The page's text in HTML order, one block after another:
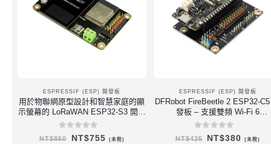
ESPRESSIF (ESP) 開發板
用於物聯網原型設計和智慧家庭的顯
示螢幕的 LoRaWAN ESP32-S3 開發
板
out of 5
NT$850
原
NT$755目(未稅)
ESPRESSIF (ESP) 開發板
DFRobot FireBeetle 2 ESP32-
發板 – 支援雙頻 Wi-Fi 6
(2.4/5GHz)、Matter、Zigbee、
Thread、BLE 5.0
out of 5
NT$425
原
NT$380 目
(未稅)